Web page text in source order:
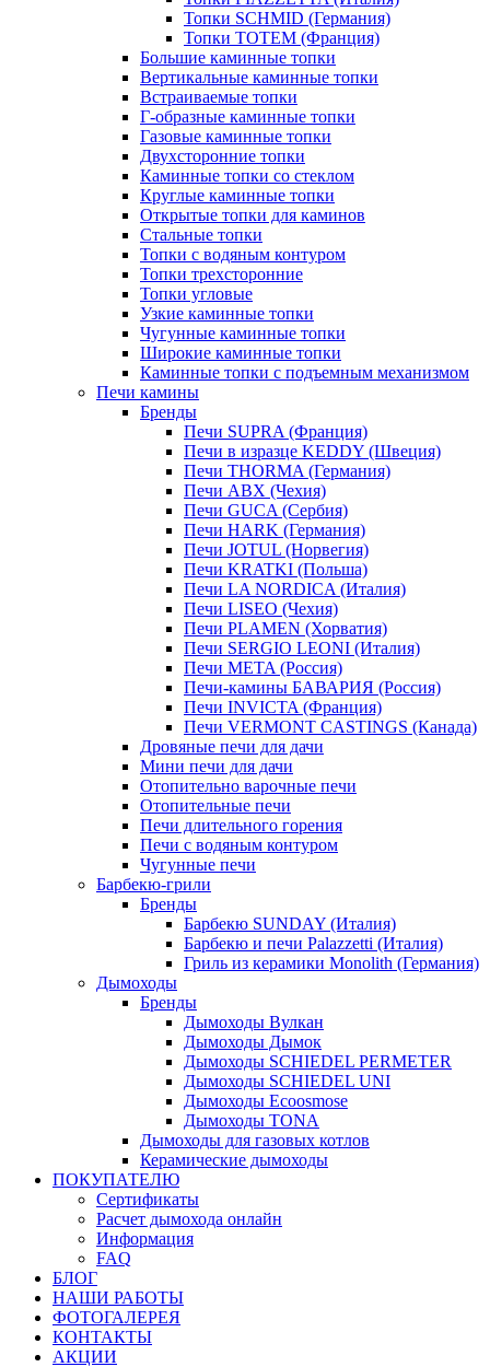
Топки SCHMID (Германия)
Топки TOTEM (Франция)
Большие каминные топки
Вертикальные каминные топки
Встраиваемые топки
Г-образные каминные топки
Газовые каминные топки
Двухсторонние топки
Каминные топки со стеклом
Круглые каминные топки
Открытые топки для каминов
Стальные топки
Топки с водяным контуром
Топки трехсторонние
Топки угловые
Узкие каминные топки
Чугунные каминные топки
Широкие каминные топки
Каминные топки с подъемным механизмом
Печи камины
Бренды
Печи SUPRA (Франция)
Печи в изразце KEDDY (Швеция)
Печи THORMA (Германия)
Печи ABX (Чехия)
Печи GUCA (Сербия)
Печи HARK (Германия)
Печи JOTUL (Норвегия)
Печи KRATKI (Польша)
Печи LA NORDICA (Италия)
Печи LISEO (Чехия)
Печи PLAMEN (Хорватия)
Печи SERGIO LEONI (Италия)
Печи META (Россия)
Печи-камины БАВАРИЯ (Россия)
Печи INVICTA (Франция)
Печи VERMONT CASTINGS (Канада)
Дровяные печи для дачи
Мини печи для дачи
Отопительно варочные печи
Отопительные печи
Печи длительного горения
Печи с водяным контуром
Чугунные печи
Барбекю-грили
Бренды
Барбекю SUNDAY (Италия)
Барбекю и печи Palazzetti (Италия)
Гриль из керамики Monolith (Германия)
Дымоходы
Бренды
Дымоходы Вулкан
Дымоходы Дымок
Дымоходы SCHIEDEL PERMETER
Дымоходы SCHIEDEL UNI
Дымоходы Ecoosmose
Дымоходы TONA
Дымоходы для газовых котлов
Керамические дымоходы
ПОКУПАТЕЛЮ
Сертификаты
Расчет дымохода онлайн
Информация
FAQ
БЛОГ
НАШИ РАБОТЫ
ФОТОГАЛЕРЕЯ
КОНТАКТЫ
АКЦИИ